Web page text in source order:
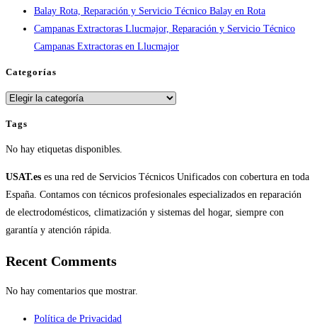
Balay Rota, Reparación y Servicio Técnico Balay en Rota
Campanas Extractoras Llucmajor, Reparación y Servicio Técnico
Campanas Extractoras en Llucmajor
Categorías
Categorías
Tags
No hay etiquetas disponibles.
USAT.es es una red de Servicios Técnicos Unificados con cobertura en toda
España. Contamos con técnicos profesionales especializados en reparación
de electrodomésticos, climatización y sistemas del hogar, siempre con
garantía y atención rápida.
Recent Comments
No hay comentarios que mostrar.
Política de Privacidad